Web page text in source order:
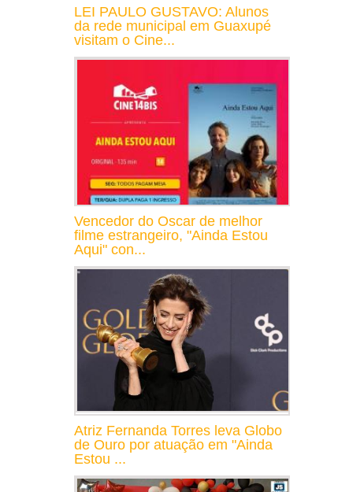
LEI PAULO GUSTAVO: Alunos
da rede municipal em Guaxupé
visitam o Cine...
Vencedor do Oscar de melhor
filme estrangeiro, "Ainda Estou
Aqui" con...
Atriz Fernanda Torres leva Globo
de Ouro por atuação em "Ainda
Estou ...